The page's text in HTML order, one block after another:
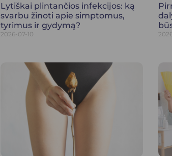
Lytiškai plintančios infekcijos: ką
svarbu žinoti apie simptomus,
tyrimus ir gydymą?
2026-07-10